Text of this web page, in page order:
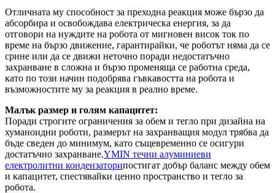
Отличната му способност за преходна реакция може бързо да
абсорбира и освобождава електрическа енергия, за да
отговори на нуждите на робота от мигновен висок ток по
време на бързо движение, гарантирайки, че роботът няма да се
срине или да се движи неточно поради недостатъчно
захранване в сложна и бързо променяща се работна среда,
като по този начин подобрява гъвкавостта на робота и
възможностите му за реакция в реално време.
Малък размер и голям капацитет:
Поради строгите ограничения за обем и тегло при дизайна на
хуманоидни роботи, размерът на захранващия модул трябва да
бъде сведен до минимум, като същевременно се осигури
достатъчно захранване.YMIN течни алуминиеви
електролитни кондензаторипостигат добър баланс между обем
и капацитет, спестявайки ценно пространство и тегло за
робота.